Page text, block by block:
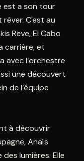
est a son tour
C'est au
Reve, El Cabo
carrière, et
avec l’orchestre
une découvert
de l’équipe
à découvrir
Anaïs
lumières. Elle